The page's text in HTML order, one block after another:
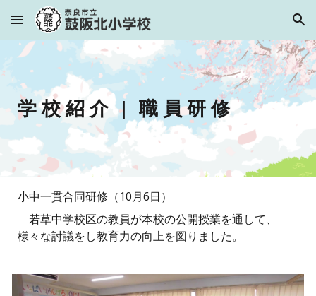
Skip to main content Skip to navigation
学 校 紹 介| 職 員 研 修
小中一貫合同研修（10月6日）
若草中学校区の教員が本校の公開授業を通して、
様々な討議をし教育力の向上を図りました。